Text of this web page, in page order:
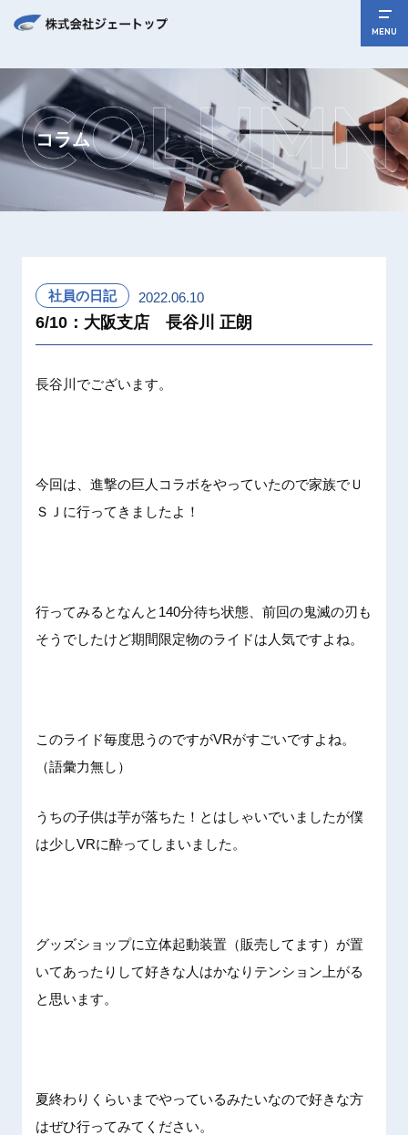
MENU
コラム
社員の日記 2022.06.10
6/10：大阪支店 長谷川 正朗
長谷川でございます。
今回は、進撃の巨人コラボをやっていたので家族でＵ
ＳＪに行ってきましたよ！
行ってみるとなんと140分待ち状態、前回の鬼滅の刃も
そうでしたけど期間限定物のライドは人気ですよね。
このライド毎度思うのですがVRがすごいですよね。
（語彙力無し）
うちの子供は芋が落ちた！とはしゃいでいましたが僕
は少しVRに酔ってしまいました。
グッズショップに立体起動装置（販売してます）が置
いてあったりして好きな人はかなりテンション上がる
と思います。
夏終わりくらいまでやっているみたいなので好きな方
はぜひ行ってみてください。